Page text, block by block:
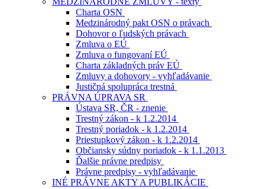
Charta OSN
Medzinárodný pakt OSN o právach
Dohovor o ľudských právach
Zmluva o EÚ
Zmluva o fungovaní EÚ
Charta základných práv EÚ
Zmluvy a dohovory - vyhľadávanie
Justičná spolupráca trestná
PRÁVNA ÚPRAVA SR
Ústava SR, ČR - znenie
Trestný zákon - k 1.2.2014
Trestný poriadok - k 1.2.2014
Priestupkový zákon - k 1.2.2014
Občiansky súdny poriadok - k 1.1.2013
Ďalšie právne predpisy
Právne predpisy - vyhľadávanie
INÉ PRÁVNE AKTY A PUBLIKÁCIE